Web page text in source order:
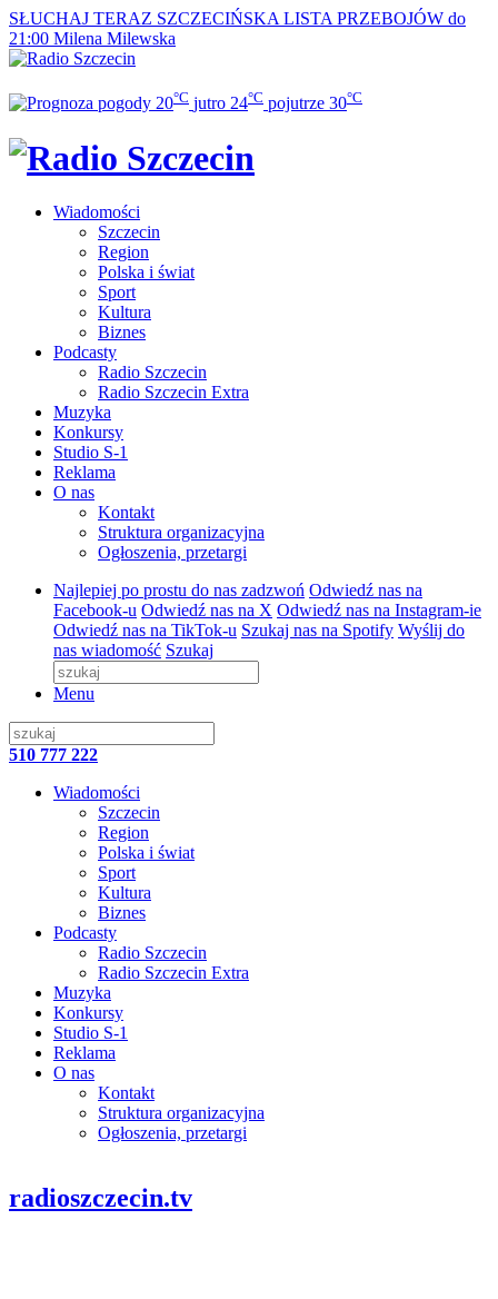
SŁUCHAJ TERAZ SZCZECIŃSKA LISTA PRZEBOJÓW do
21:00 Milena Milewska
20°C jutro 24°C pojutrze 30°C
Wiadomości
Szczecin
Region
Polska i świat
Sport
Kultura
Biznes
Podcasty
Radio Szczecin
Radio Szczecin Extra
Muzyka
Konkursy
Studio S-1
Reklama
O nas
Kontakt
Struktura organizacyjna
Ogłoszenia, przetargi
Najlepiej po prostu do nas zadzwoń Odwiedź nas na
Facebook-u Odwiedź nas na X Odwiedź nas na Instagram-ie
Odwiedź nas na TikTok-u Szukaj nas na Spotify Wyślij do
nas wiadomość Szukaj
Menu
510 777 222
Wiadomości
Szczecin
Region
Polska i świat
Sport
Kultura
Biznes
Podcasty
Radio Szczecin
Radio Szczecin Extra
Muzyka
Konkursy
Studio S-1
Reklama
O nas
Kontakt
Struktura organizacyjna
Ogłoszenia, przetargi
radioszczecin.tv